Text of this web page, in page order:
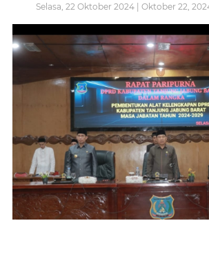
Selasa, 22 Oktober 2024 | Oktober 22,